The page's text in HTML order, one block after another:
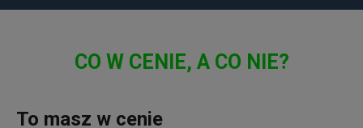
CO W CENIE, A CO NIE?
To masz w cenie